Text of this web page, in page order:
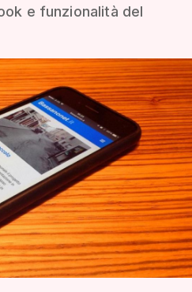
e funzionalità del